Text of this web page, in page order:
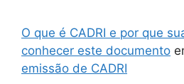
O que é CADRI e por que
conhecer este documento
emissão de CADRI